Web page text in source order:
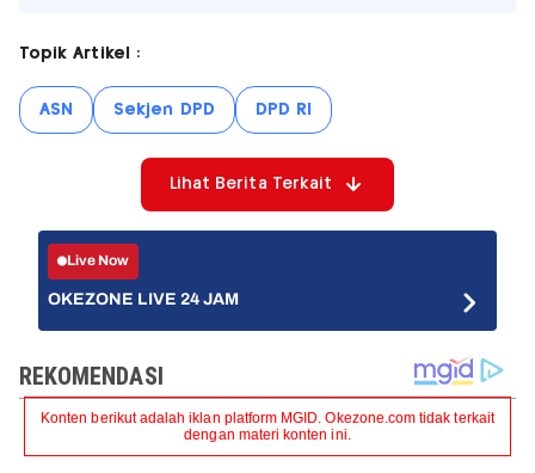
Topik Artikel :
ASN Sekjen DPD DPD RI
Lihat Berita Terkait
Live Now
OKEZONE LIVE 24 JAM